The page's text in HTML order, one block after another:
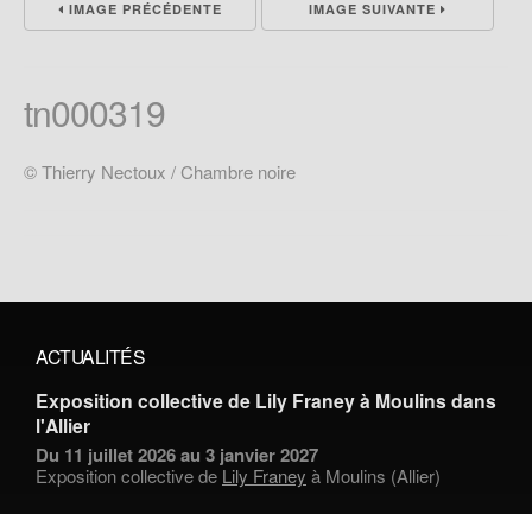
IMAGE PRÉCÉDENTE IMAGE SUIVANTE
tn000319
© Thierry Nectoux / Chambre noire
ACTUALITÉS
Exposition collective de Lily Franey à Moulins dans
l'Allier
Du 11 juillet 2026 au 3 janvier 2027
Exposition collective de Lily Franey à Moulins (Allier)